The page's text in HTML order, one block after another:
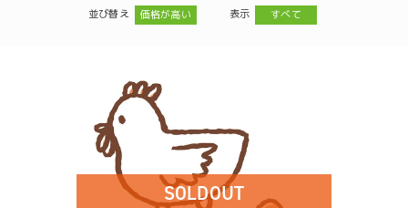
並び替え 価格が高い 表示 すべて
SOLDOUT